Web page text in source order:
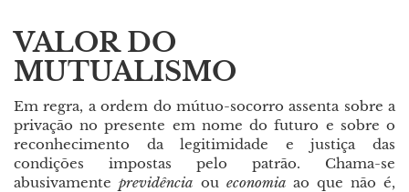
VALOR DO
MUTUALISMO
Em regra, a ordem do mútuo-socorro assenta sobre a
privação no presente em nome do futuro e sobre o
reconhecimento da legitimidade e justiça das
condições impostas pelo patrão. Chama-se
abusivamente previdência ou economia ao que não é,